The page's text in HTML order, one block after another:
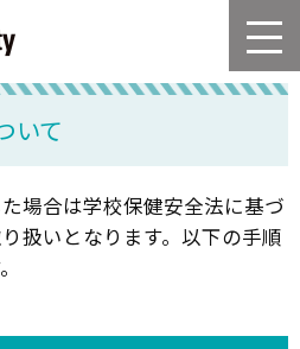
いて
場合は学校保健安全法に基づ
扱いとなります。以下の手順